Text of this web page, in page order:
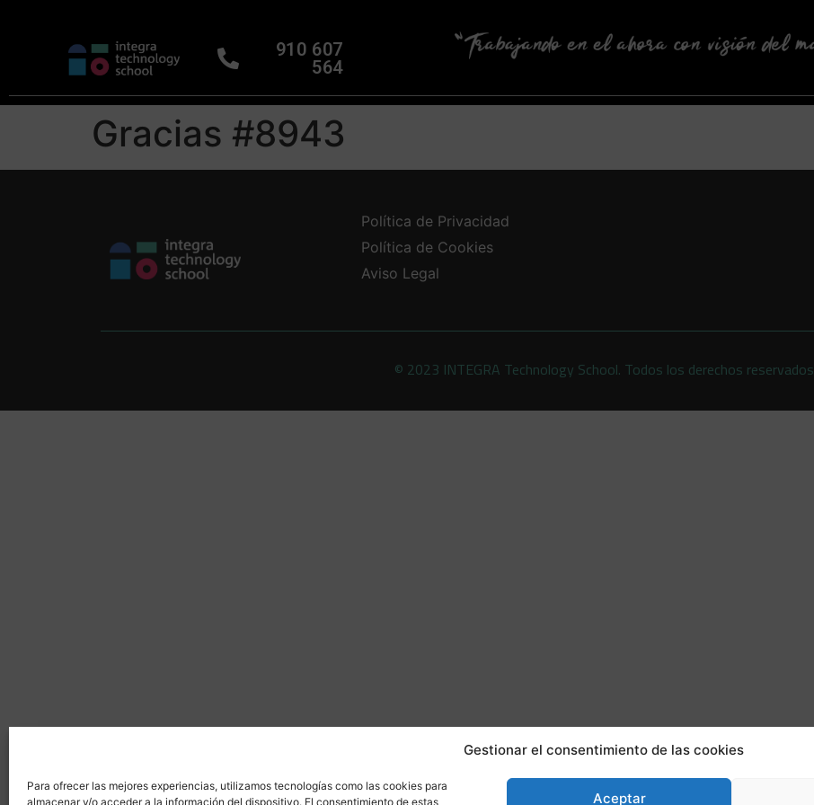
Gestionar el consentimiento de las cookies
Para ofrecer las mejores experiencias, utilizamos tecnologías como las cookies para
almacenar y/o acceder a la información del dispositivo. El consentimiento de estas
Aceptar
910 607
564
Gracias #8943
Política de Privacidad
Política de Cookies
Aviso Legal
© 2023 INTEGRA Technology School. Todos los derechos reservados